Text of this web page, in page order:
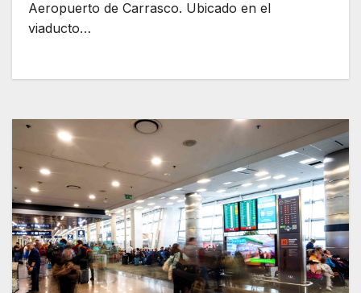
Aeropuerto de Carrasco. Ubicado en el
viaducto…